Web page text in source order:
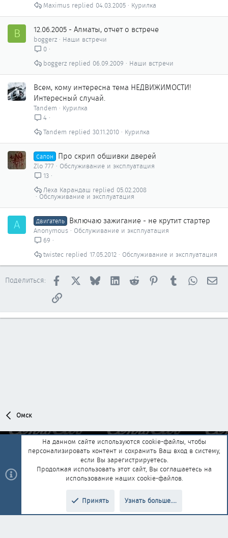
Курилка
04.03.2005
Maximus
B 12.06.2005 - Алматы, отчет о встрече
boggerz
Наши встречи
0
Наши встречи
06.09.2009
boggerz
Всем, кому интересна тема НЕДВИЖИМОСТИ!
Интересный случай.
Tandem
Курилка
4
Курилка
30.11.2010
Tandem
Салон Про скрип обшивки дверей
Zlo 777
Обслуживание и эксплуатация
13
Обслуживание и эксплуатация
05.02.2008
Леха Карандаш
A Двигатель Включаю зажигание - не крутит стартер
Anonymous
Обслуживание и эксплуатация
69
Обслуживание и эксплуатация
17.05.2012
twistec
Поделиться: Facebook BlueskyLinkedInReddit PinterestTumblr
Ссылка
Омск
Обратная связь
Условия и правила
Политика конфиденциальности
Помощь Главная
R
add-ons by ThemeHouse Перевод от Jumuro®
На данном сайте используются cookie-файлы, чтобы
персонализировать контент и сохранить Ваш вход в систему,
если Вы зарегистрируетесь.
Продолжая использовать этот сайт, Вы соглашаетесь на
использование наших cookie-файлов.
Принять Узнать больше....